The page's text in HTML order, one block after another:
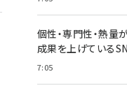
個性・専門性・熱量
成果を上げている
7:05